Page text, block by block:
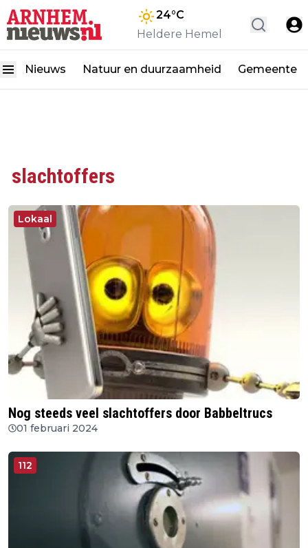
24°C
Heldere Hemel
Nieuws Natuur en duurzaamheid Gemeente
slachtoffers
Lokaal
Nog steeds veel slachtoffers door Babbeltrucs
01 februari 2024
112